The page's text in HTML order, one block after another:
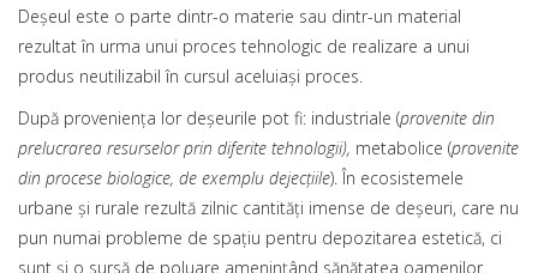
Deşeul este o parte dintr-o materie sau dintr-un material
rezultat în urma unui proces tehnologic de realizare a unui
produs neutilizabil în cursul aceluiaşi proces.
După provenienţa lor deşeurile pot fi: industriale (provenite din
prelucrarea resurselor prin diferite tehnologii), metabolice (provenite
din procese biologice, de exemplu dejecţiile). În ecosistemele
urbane şi rurale rezultă zilnic cantităţi imense de deşeuri, care nu
pun numai probleme de spaţiu pentru depozitarea estetică, ci
sunt şi o sursă de poluare ameninţând sănătatea oamenilor.